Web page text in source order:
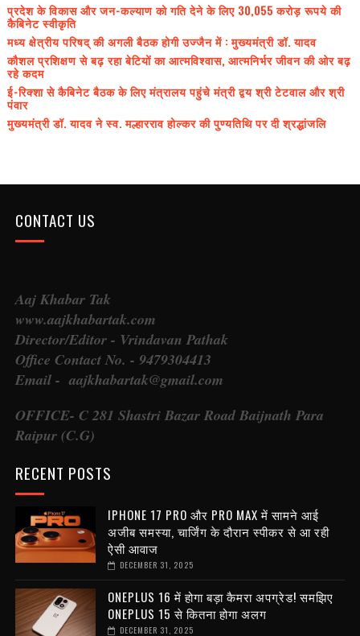
प्रदेश के विकास और जन-कल्याण को गति देने के लिए 30,055 करोड़ रूपये की
कैबिनेट स्वीकृति
मध्य क्षेत्रीय परिषद् की अगली बैठक होगी उज्जैन में : मुख्यमंत्री डॉ. यादव
कौशल प्रशिक्षण से बढ़ रहा बेटियों का आत्मविश्वास, आत्मनिर्भर जीवन की ओर बढ़
रहे कदम
ई-रिक्शा से कैबिनेट बैठक के लिए मंत्रालय पहुंचे मंत्री द्वय श्री टेटवाल और श्री
पंवार
मुख्यमंत्री डॉ. यादव ने स्व. मल्हारराव होल्कर की पुण्यतिथि पर दी श्रद्धांजलि
CONTACT US
Aaj Khabar Tak
www.aajkhabartak.com
Director/Editor - Vrindavan Pathak
Office Contact No. - 9479304413
Email - aajkhabartak@gmail.com
OFFICE- C 281 Shastri Bazar Road Baijnath Para
Raipur (C.G)
RECENT POSTS
IPHONE 17 PRO और PRO MAX में सामने आई
अजीब समस्या, चार्जिंग के दौरान स्पीकर से आ रही
ऐसी आवाज
DECEMBER 31, 2025
ONEPLUS 16 में होगा बड़ा कैमरा अपग्रेड! समझिए
ONEPLUS 15 से कितना होगा अलग
DECEMBER 31, 2025